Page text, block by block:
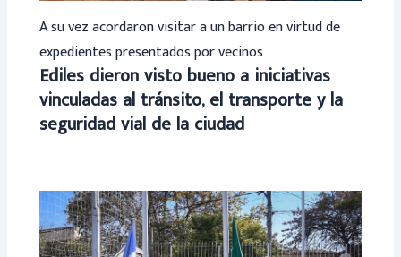
A su vez acordaron visitar a un barrio en virtud de
expedientes presentados por vecinos
Ediles dieron visto bueno a iniciativas
vinculadas al tránsito, el transporte y la
seguridad vial de la ciudad